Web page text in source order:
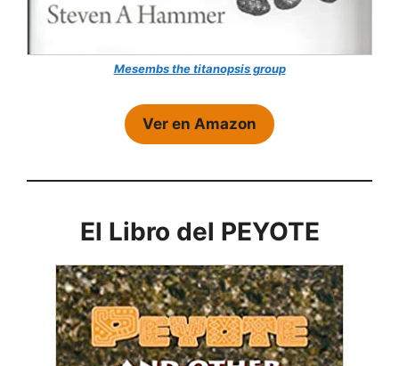
Mesembs the titanopsis group
Ver en Amazon
El Libro del PEYOTE